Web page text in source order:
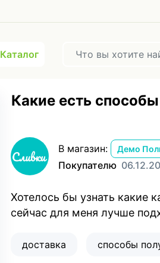
Каталог
Какие есть
В магазин: Демо
Покупателю
Хотелось бы узнать какие
сейчас для меня лучше
доставка способы